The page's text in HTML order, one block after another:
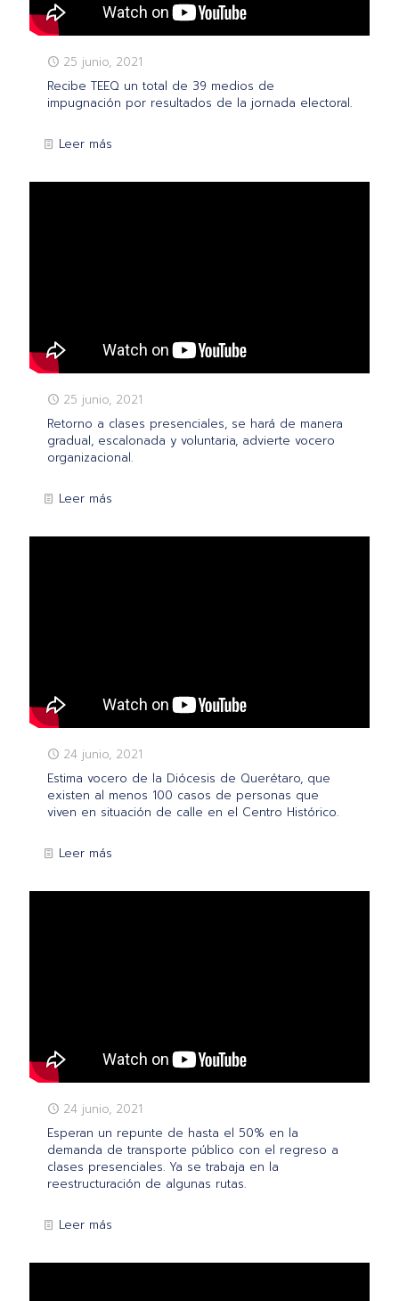
25 junio, 2021
Recibe TEEQ un total de 39 medios de
impugnación por resultados de la jornada electoral.
Leer más
25 junio, 2021
Retorno a clases presenciales, se hará de manera
gradual, escalonada y voluntaria, advierte vocero
organizacional.
Leer más
24 junio, 2021
Estima vocero de la Diócesis de Querétaro, que
existen al menos 100 casos de personas que
viven en situación de calle en el Centro Histórico.
Leer más
24 junio, 2021
Esperan un repunte de hasta el 50% en la
demanda de transporte público con el regreso a
clases presenciales. Ya se trabaja en la
reestructuración de algunas rutas.
Leer más